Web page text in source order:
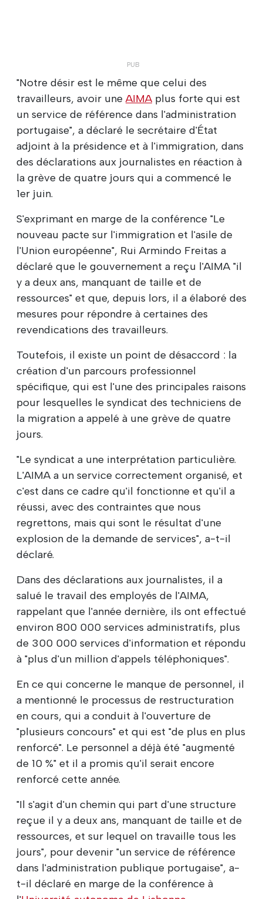
"Notre désir est le même que celui des
travailleurs, avoir uneAIMA plus forte qui est
un service de référence dans l'administration
portugaise", a déclaré le secrétaire d'État
adjoint à la présidence et à l'immigration, dans
des déclarations aux journalistes en réaction à
la grève de quatre jours qui a commencé le
1er juin.
S'exprimant en marge de la conférence "Le
nouveau pacte sur l'immigration et l'asile de
l'Union européenne", Rui Armindo Freitas a
déclaré que le gouvernement a reçu l'AIMA "il
y a deux ans, manquant de taille et de
ressources" et que, depuis lors, il a élaboré des
mesures pour répondre à certaines des
revendications des travailleurs.
Toutefois, il existe un point de désaccord : la
création d'un parcours professionnel
spécifique, qui est l'une des principales raisons
pour lesquelles le syndicat des techniciens de
la migration a appelé à une grève de quatre
jours.
"Le syndicat a une interprétation particulière.
L'AIMA a un service correctement organisé, et
c'est dans ce cadre qu'il fonctionne et qu'il a
réussi, avec des contraintes que nous
regrettons, mais qui sont le résultat d'une
explosion de la demande de services", a-t-il
déclaré.
Dans des déclarations aux journalistes, il a
salué le travail des employés de l'AIMA,
rappelant que l'année dernière, ils ont effectué
environ 800 000 services administratifs, plus
de 300 000 services d'information et répondu
à "plus d'un million d'appels téléphoniques".
En ce qui concerne le manque de personnel, il
a mentionné le processus de restructuration
en cours, qui a conduit à l'ouverture de
"plusieurs concours" et qui est "de plus en plus
renforcé". Le personnel a déjà été "augmenté
de 10 %" et il a promis qu'il serait encore
renforcé cette année.
"Il s'agit d'un chemin qui part d'une structure
reçue il y a deux ans, manquant de taille et de
ressources, et sur lequel on travaille tous les
jours", pour devenir "un service de référence
dans l'administration publique portugaise", a-
t-il déclaré en marge de la conférence à